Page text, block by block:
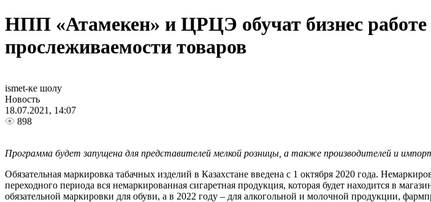
НПП «Атамекен» и ЦРЦЭ обучат бизнес работе
прослеживаемости товаров
ismet-ке шолу
Новость
18.07.2021, 14:07
898
Программа будет запущена для представителей мелкой розницы, а также производителей и
Обязательная маркировка табачных изделий в Казахстане введена с 1 октября 2020 года.
переходного периода вся немаркированная сигаретная продукция, которая будет находится в
обязательной маркировки для обуви, а в 2022 году – для алкогольной и молочной продукции,